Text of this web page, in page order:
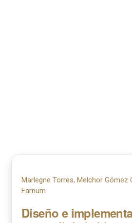
Marlegne Torres, Melchor Gómez
Farnum
Diseño e